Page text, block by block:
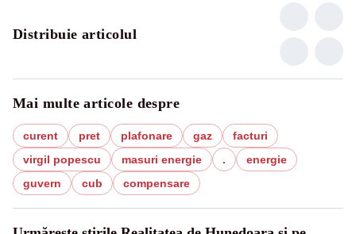
Distribuie articolul
Mai multe articole despre
curent pret plafonare gaz
facturi
virgil popescu
masuri energie .
energie
guvern
cub compensare